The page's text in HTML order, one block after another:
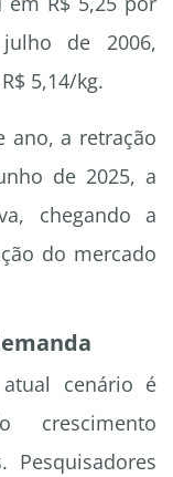
de 2006,
5,14/kg.
ano, a retração
de 2025, a
chegando a
do mercado
cenário é
crescimento